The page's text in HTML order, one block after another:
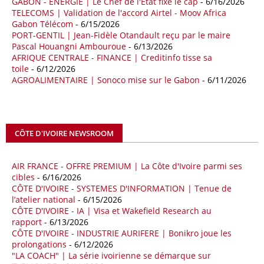
09/05/26 ITALIE - LIBYE
Les deux pays veulent accélérer leurs projets gaziers communs, afin
de sécuriser davantage les approvisionnements énergétiques en
Méditerranée, dans un contexte marqué par des tensions
géopolitiques internationales et des perturbations sur le marché
mondial du gaz. Réunis à Rome le jeudi 7 mai, la Première ministre
coopération et les investissements dans le secteur énergétique. Cette
séquence survient alors que Rome cherche à réduire son exposition
18/04/26 ALGERIE - BP
La multinationale BP signe son retour en Algérie où un permis de
prospection d’hydrocarbures dans le bassin oriental lui a été attribué
par l’Agence nationale pour la valorisation des ressources en
hydrocarbures (ALNAFT). L’information rendue publique mercredi 15
avril par l’institution, intervient dans le cadre de sa politique de relance
de l’exploration. Le périmètre concerné se situe dans une zone de
l’est du pays jugée peu explorée malgré son potentiel. BP pourra y
TELECOMS | Validation de l'accord Airtel - Moov Africa
Gabon Télécom - 6/15/2026
PORT-GENTIL | Jean-Fidèle Otandault reçu par le maire
Pascal Houangni Ambouroue - 6/13/2026
AFRIQUE CENTRALE - FINANCE | Creditinfo tisse sa
toile - 6/12/2026
AGROALIMENTAIRE | Sonoco mise sur le Gabon - 6/11/2026
CÔTE D'IVOIRE NEWSROOM
AIR FRANCE - OFFRE PREMIUM | La Côte d'Ivoire parmi ses
cibles - 6/16/2026
CÔTE D'IVOIRE - SYSTEMES D'INFORMATION | Tenue de
l’atelier national - 6/15/2026
CÔTE D'IVOIRE - IA | Visa et Wakefield Research au
rapport - 6/13/2026
CÔTE D'IVOIRE - INDUSTRIE AURIFERE | Bonikro joue les
prolongations - 6/12/2026
"LA COACH" | La série ivoirienne se démarque sur